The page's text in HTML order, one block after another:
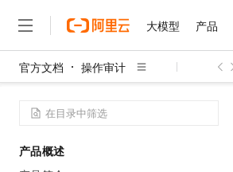
大模型 产品
官方文档 操作审计
产品概述
大模型
产品
解决方案
权益
定价
云市场
伙伴
服务
了解阿里云